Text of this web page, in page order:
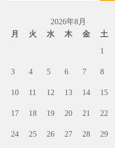
2026年8月
月
火 水 木 金 土
1
3 4 5 6 7 8
10 11 12 13 14 15
17 18 19 20 21 22
24 25 26 27 28 29